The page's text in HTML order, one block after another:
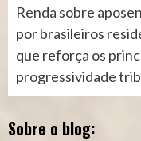
Renda sobre
por brasileiros
que reforça os
progressividade
Sobre o blog: